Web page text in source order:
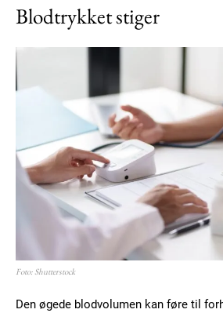
Blodtrykket stiger
Foto: Shutterstock
Den øgede blodvolumen kan føre til